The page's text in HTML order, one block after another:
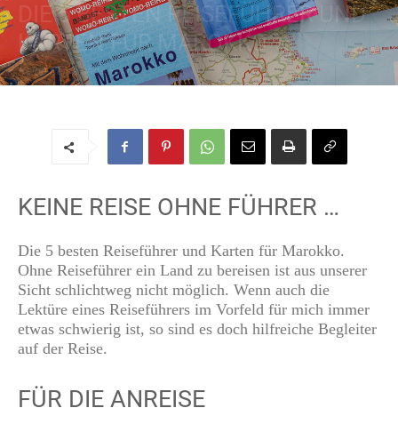
DIE 5 BESTEN REISEFÜHRER UND
KARTEN FÜR MAROKKO
Keine Reise ohne Führer ...
KEINE REISE OHNE FÜHRER …
Die 5 besten Reiseführer und Karten für Marokko.
Ohne Reiseführer ein Land zu bereisen ist aus unserer
Sicht schlichtweg nicht möglich. Wenn auch die
Lektüre eines Reiseführers im Vorfeld für mich immer
etwas schwierig ist, so sind es doch hilfreiche Begleiter
auf der Reise.
FÜR DIE ANREISE